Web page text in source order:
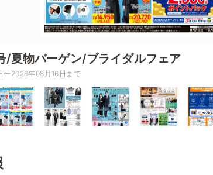
/夏物バーゲン/ブライダルフェア
〜2026年08月16日まで